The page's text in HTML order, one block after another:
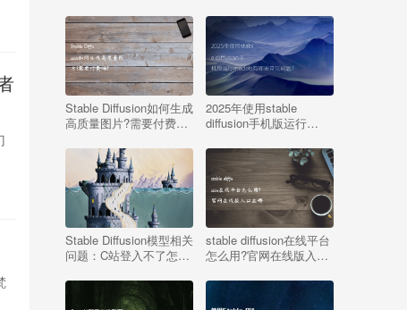
荐哪款?
Stable Diffusion如何生成
高质量图片?需要付费
2025年使用stable
diffusion手机版运行
Stable Diffusion模型相关
问题：C站登入不了怎么
stable diffusion在线平台
怎么用?官网在线版入口